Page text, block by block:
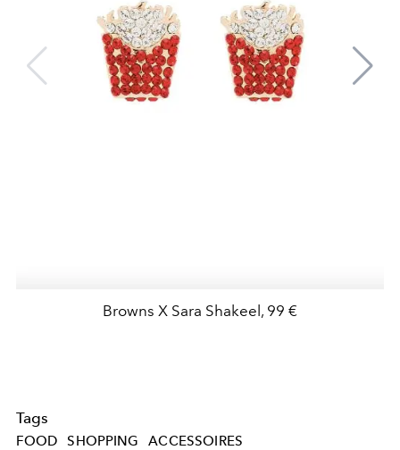
Browns X Sara Shakeel, 99 €
Tags
FOOD SHOPPING ACCESSOIRES